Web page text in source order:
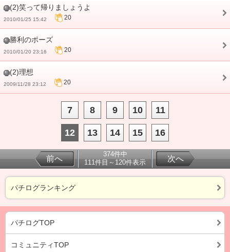
(2)笑って帰りましょうよ
2010/01/25 15:42 20
勝利のポーズ
2010/01/20 23:16 20
(2)理想
2009/11/28 23:12 20
7 8 9 10 11
12 13 14 15 16
前へ
374件中
111件目～120件表示
次へ
パチログランキング
パチログTOP
コミュニティTOP